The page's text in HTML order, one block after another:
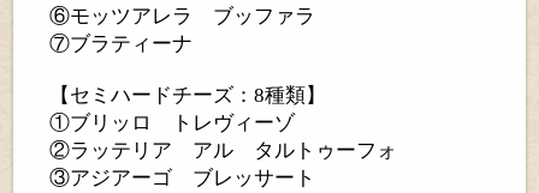
⑥モッツアレラ ブッファラ
⑦ブラティーナ
【セミハードチーズ：8種類】
①ブリッロ トレヴィーゾ
②ラッテリア アル タルトゥーフォ
③アジアーゴ ブレッサート